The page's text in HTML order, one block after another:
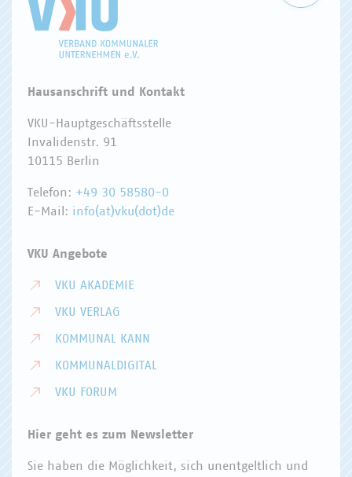
Hausanschrift und Kontakt
VKU-Hauptgeschäftsstelle
Invalidenstr. 91
10115 Berlin
Telefon: +49 30 58580-0
E-Mail: info(at)vku(dot)de
VKU Angebote
VKU AKADEMIE
VKU VERLAG
KOMMUNAL KANN
KOMMUNALDIGITAL
VKU FORUM
Hier geht es zum Newsletter
Sie haben die Möglichkeit, sich unentgeltlich und